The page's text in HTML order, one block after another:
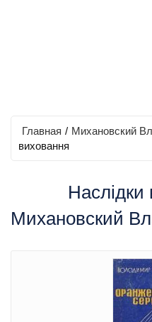
Главная / Михановский
виховання
Наслідки
Михановский